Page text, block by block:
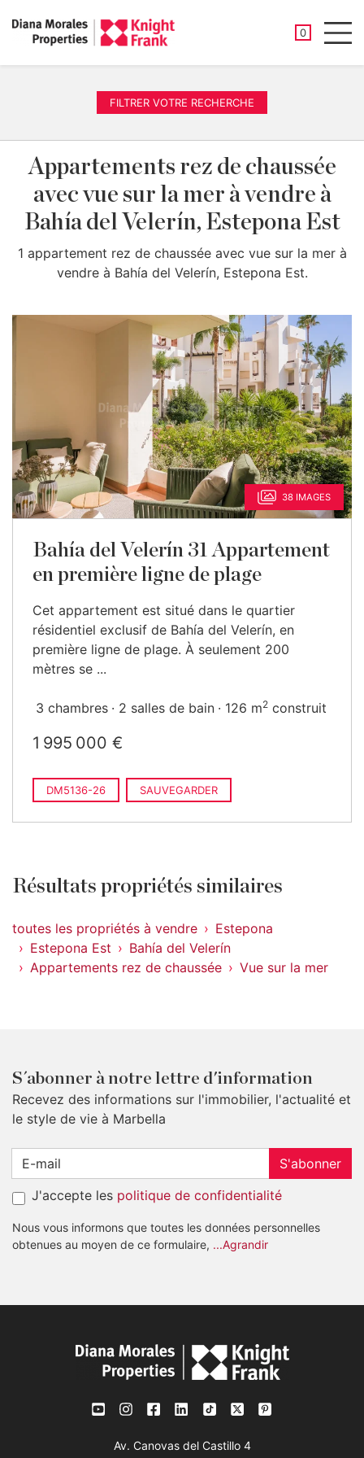
0
FILTRER VOTRE RECHERCHE
Appartements rez de chaussée
avec vue sur la mer à vendre à
Bahía del Velerín, Estepona Est
1 appartement rez de chaussée avec vue sur la mer à
vendre à Bahía del Velerín, Estepona Est.
38 IMAGES
Bahía del Velerín 31 Appartement
en première ligne de plage
Cet appartement est situé dans le quartier
résidentiel exclusif de Bahía del Velerín, en
première ligne de plage. À seulement 200
mètres se ...
3 chambres 2 salles de bain 126 m2 construit
1 995 000 €
DM5136-26 SAUVEGARDER
Résultats propriétés similaires
toutes les propriétés à vendre
Estepona
Estepona Est
Bahía del Velerín
Appartements rez de chaussée
Vue sur la mer
S´abonner à notre lettre d'information
Recevez des informations sur l'immobilier, l'actualité et
le style de vie à Marbella
S'abonner
J'accepte les politique de confidentialité
Nous vous informons que toutes les données personnelles
obtenues au moyen de ce formulaire, ...Agrandir
Av. Canovas del Castillo 4